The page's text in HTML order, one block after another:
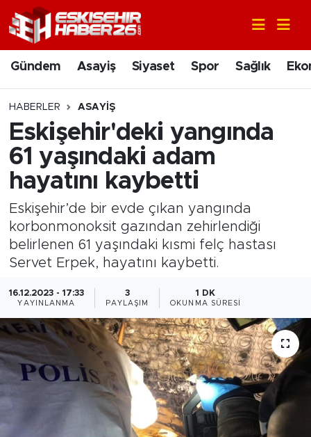
Gündem Asayiş Siyaset Spor Sağlık
HABERLER ASAYIŞ
Eskişehir'deki yangında
61 yaşındaki adam
hayatını kaybetti
Eskişehir’de bir evde çıkan yangında
korbonmonoksit gazından zehirlendiği
belirlenen 61 yaşındaki kısmi felç hastası
Servet Erpek, hayatını kaybetti.
16.12.2023 - 17:33
YAYINLANMA
3
PAYLAŞIM
1 DK
OKUNMA SÜRESI
Gündem
Asayiş
Siyaset
Spor
Sağlık
Ekonomi
Eğitim
Sanat
Bölge
Teknoloji
Nöbetçi Eczaneler
Hava Durumu
Trafik Durumu
Süper Lig Puan Durumu ve Fikstür
Tüm Manşetler
Son Dakika Haberleri
Haber Arşivi